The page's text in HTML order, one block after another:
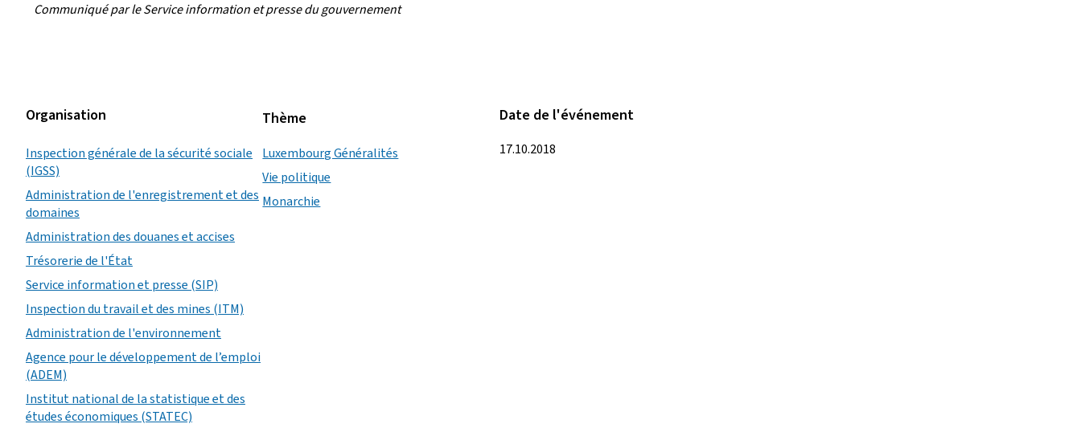
Communiqué par le Service information et presse du gouvernement
Organisation
Inspection générale de la sécurité sociale
(IGSS)
Administration de l'enregistrement et des
domaines
Administration des douanes et accises
Trésorerie de l'État
Service information et presse (SIP)
Inspection du travail et des mines (ITM)
Administration de l'environnement
Agence pour le développement de l’emploi
(ADEM)
Institut national de la statistique et des
études économiques (STATEC)
Thème
Luxembourg Généralités
Vie politique
Monarchie
Date de l'événement
17.10.2018